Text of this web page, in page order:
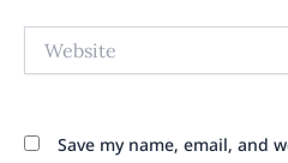
Save my name, email, and